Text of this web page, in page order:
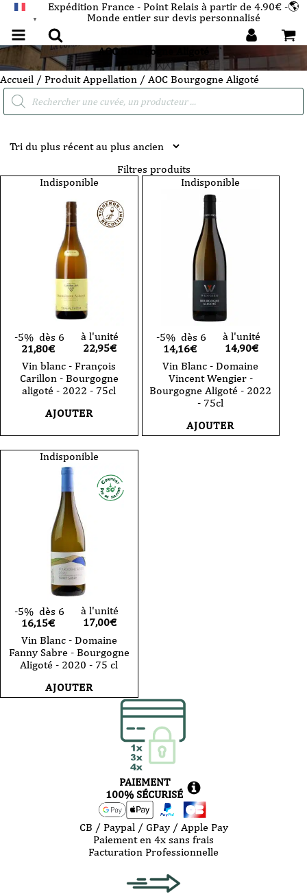
▼
Expédition France - Point Relais à partir de 4.90€ -🌎
Monde entier sur devis personnalisé
AOC Bourgogne Aligoté
Accueil / Produit Appellation / AOC Bourgogne Aligoté
Recherche
Filtres produits
Indisponible
-5% dès 6
21,80€
à l'unité
22,95€
Vin blanc - François
Carillon - Bourgogne
aligoté - 2022 - 75cl
AJOUTER
Indisponible
-5% dès 6
14,16€
à l'unité
14,90€
Vin Blanc - Domaine
Vincent Wengier -
Bourgogne Aligoté - 2022
- 75cl
AJOUTER
Indisponible
-5% dès 6
16,15€
à l'unité
17,00€
Vin Blanc - Domaine
Fanny Sabre - Bourgogne
Aligoté - 2020 - 75 cl
AJOUTER
PAIEMENT
100% SÉCURISÉ
CB / Paypal / GPay / Apple Pay
Paiement en 4x sans frais
Facturation Professionnelle